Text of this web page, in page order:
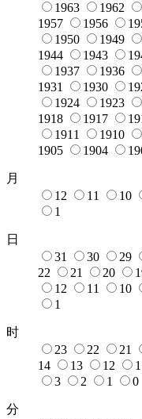
1963
1962
1957
1956
1950
1949
1944
1943
1937
1936
1931
1930
1924
1923
1918
1917
1911
1910
1905
1904
月
12
11 10
1
日
31
30 29
22
21 20
12
11 10
1
时
23
22 21
14
13 12
3
2 1 0
分